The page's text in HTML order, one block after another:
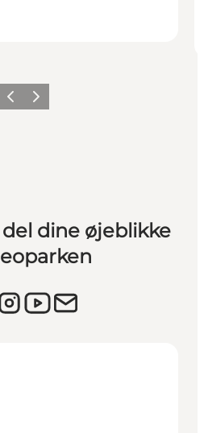
ForrigeNæste
dine øjeblikke